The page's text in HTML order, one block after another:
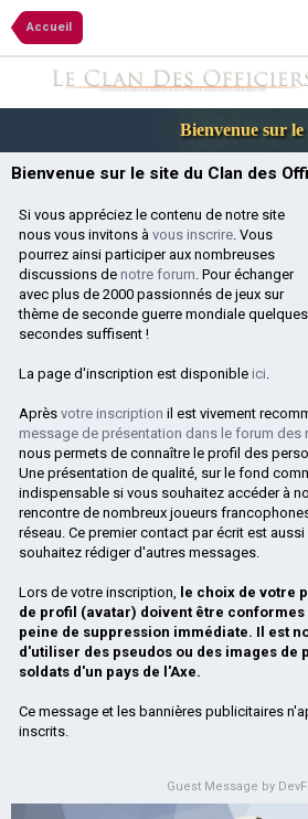
Accueil
Bienvenue sur le
Bienvenue sur le site du Clan des
Si vous appréciez le contenu de notre site
nous vous invitons à vous inscrire. Vous
pourrez ainsi participer aux nombreuses
discussions de notre forum. Pour échanger
avec plus de 2000 passionnés de jeux sur
thème de seconde guerre mondiale quelques
secondes suffisent !
La page d'inscription est disponible ici.
Après votre inscription il est vivement
message de présentation dans le forum des
nous permets de connaître le profil des
Une présentation de qualité, sur le fond
indispensable si vous souhaitez accéder à
rencontre de nombreux joueurs
réseau. Ce premier contact par écrit est
souhaitez rédiger d'autres messages.
Lors de votre inscription, le choix de votre
de profil (avatar) doivent être conformes
peine de suppression immédiate. Il est
d'utiliser des pseudos ou des images de
soldats d'un pays de l'Axe.
Ce message et les bannières publicitaires
inscrits.
Guest Message by